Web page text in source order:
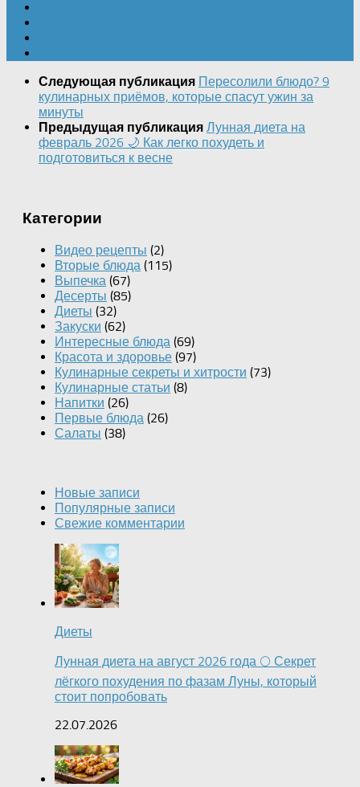
Следующая публикация Пересолили блюдо? 9
кулинарных приёмов, которые спасут ужин за
минуты
Предыдущая публикация Лунная диета на
февраль 2026 🌙 Как легко похудеть и
подготовиться к весне
Категории
Видео рецепты (2)
Вторые блюда (115)
Выпечка (67)
Десерты (85)
Диеты (32)
Закуски (62)
Интересные блюда (69)
Красота и здоровье (97)
Кулинарные секреты и хитрости (73)
Кулинарные статьи (8)
Напитки (26)
Первые блюда (26)
Салаты (38)
Новые записи
Популярные записи
Свежие комментарии
Диеты
Лунная диета на август 2026 года 🌕 Секрет
лёгкого похудения по фазам Луны, который
стоит попробовать
22.07.2026